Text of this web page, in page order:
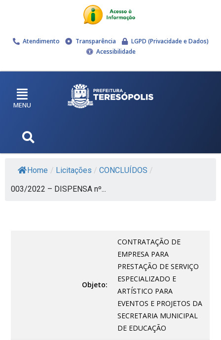
Atendimento Transparência
LGPD (Privacidade e Dados)
Acessibilidade
MENU
Home / Licitações / CONCLUÍDOS /
003/2022 – DISPENSA nº...
Objeto:
CONTRATAÇÃO DE
EMPRESA PARA
PRESTAÇÃO DE SERVIÇO
ESPECIALIZADO E
ARTÍSTICO PARA
EVENTOS E PROJETOS DA
SECRETARIA MUNICIPAL
DE EDUCAÇÃO